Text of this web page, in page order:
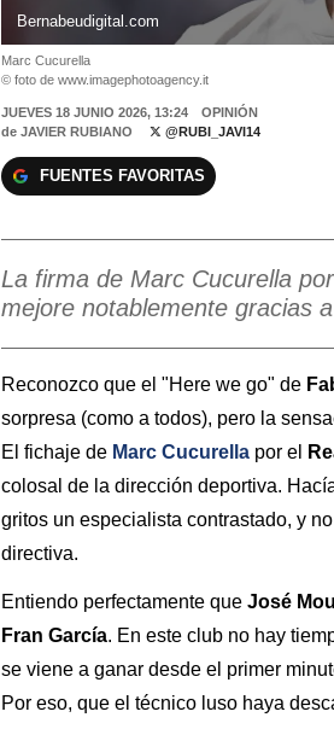
Bernabeudigital.com
Marc Cucurella
© foto de www.imagephotoagency.it
JUEVES 18 JUNIO 2026, 13:24
OPINIÓN
de JAVIER RUBIANO @RUBI_JAVI14
FUENTES FAVORITAS
La firma de Marc Cucurella
mejore notablemente gracias
Reconozco que el "Here we go" de
sorpresa (como a todos), pero la
El fichaje de Marc Cucurella por el
colosal de la dirección deportiva.
gritos un especialista contrastado, y
directiva.
Entiendo perfectamente que José
Fran García. En este club no hay
se viene a ganar desde el primer
Por eso, que el técnico luso haya